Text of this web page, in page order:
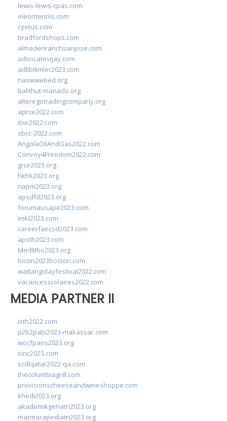
lewis-lewis-cpas.com
eleontennis.com
cyetus.com
bradfordshops.com
almadenranchsanjose.com
advocatevijay.com
adlibilimler2023.com
naswwebed.org
balithut-manado.org
alteregotradingcompany.org
aprce2022.com
ibie2022.com
sbcc-2022.com
AngolaOilAndGas2022.com
Convoy4Freedom2022.com
grur2023.org
hkhk2023.org
napm2023.org
apsdfd2023.org
forumausape2023.com
imkl2023.com
careerfaircsd2023.com
apsth2023.com
MedItRio2023.org
lcicon2023boston.com
waitangidayfestival2022.com
vacancesscolaires2022.com
MEDIA PARTNER II
isth2022.com
p2b2pabi2023-makassar.com
wocfparis2023.org
sinc2023.com
scdlqatar2022-qa.com
thecolumbiagrill.com
provisionscheeseandwineshoppe.com
khedi2023.org
akademikgeriatri2023.org
marmarapediatri2023.org